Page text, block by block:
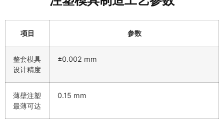
项目 参数
整套模具
设计精度
±0.002 mm
薄壁注塑
最薄可达
0.15 mm